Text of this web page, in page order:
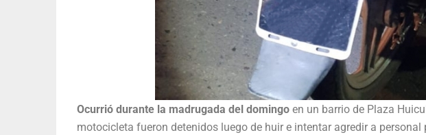
Ocurrió durante la madrugada del domingo en un barrio de Plaza
motocicleta fueron detenidos luego de huir e intentar agredir a personal